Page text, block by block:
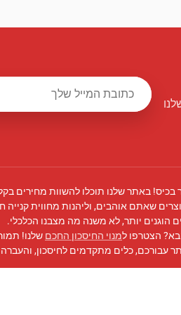
בכיס! באתר שלנו תוכלו להשוות מחירים
שאתם אוהבים, וליהנות מחווית קנייה
הוגנים יותר, לא משנה מה מצבנו הכלכלי.
הצטרפו למנוי החיסכון החכם שלנו!
עבורכם, כלים מתקדמים לחיסכון,